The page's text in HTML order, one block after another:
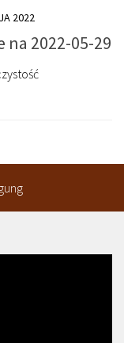
2022
na 2022-05-29